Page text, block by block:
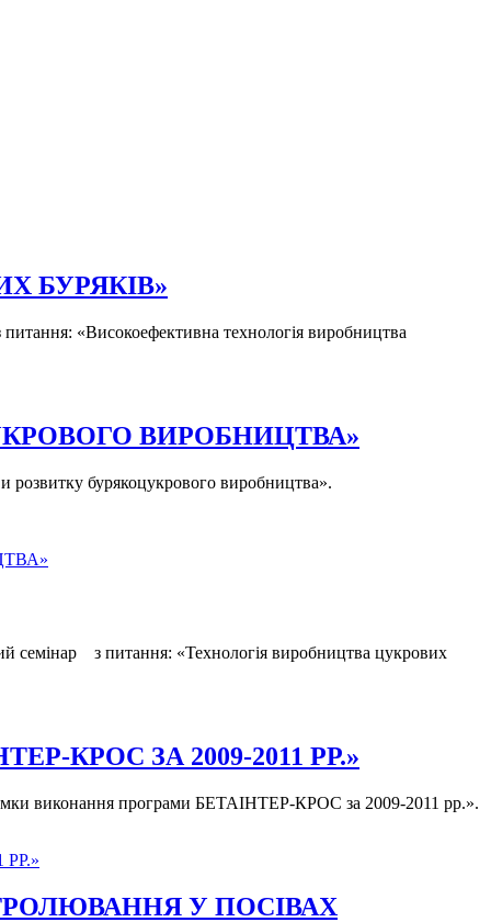
БУРЯКІВ»
питання: «Високоефективна технологія виробництва
ВИРОБНИЦТВА»
розвитку бурякоцукрового виробництва».
семінар з питання: «Технологія виробництва цукрових
КРОС ЗА 2009-2011 РР.»
виконання програми БЕТАІНТЕР-КРОС за 2009-2011 рр.».
У ПОСІВАХ